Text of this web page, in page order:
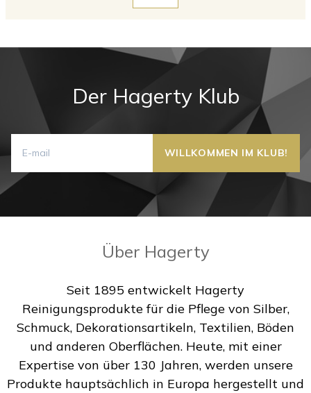
Der Hagerty Klub
Über Hagerty
Seit 1895 entwickelt Hagerty
Reinigungsprodukte für die Pflege von Silber,
Schmuck, Dekorationsartikeln, Textilien, Böden
und anderen Oberflächen. Heute, mit einer
Expertise von über 130 Jahren, werden unsere
Produkte hauptsächlich in Europa hergestellt und